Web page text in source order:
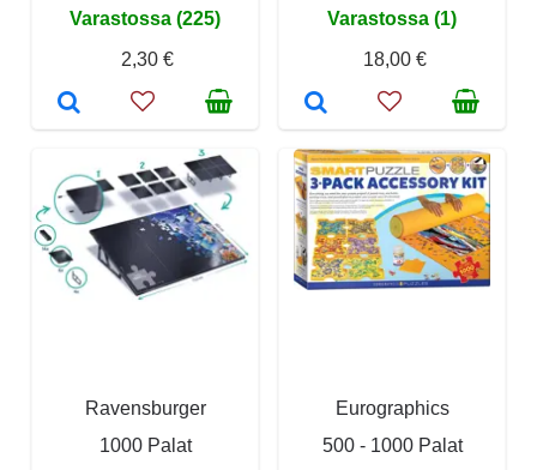
Varastossa (225)
2,30 €
Varastossa (1)
18,00 €
Ravensburger
1000 Palat
Eurographics
500 - 1000 Palat